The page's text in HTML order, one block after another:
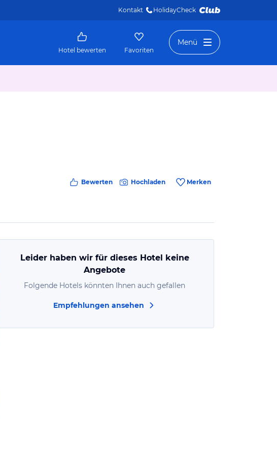
Kontakt HolidayCheck
Hotel bewerten Favoriten
Menü
Bewerten Hochladen Merken
Leider haben wir für dieses Hotel keine
Angebote
Folgende Hotels könnten Ihnen auch gefallen
Empfehlungen ansehen